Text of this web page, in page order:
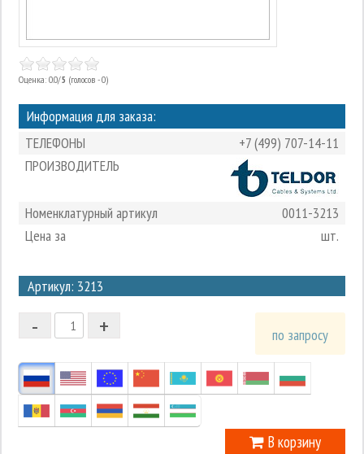
Оценка: 0.0/5 (голосов - 0)
Информация для заказа:
ТЕЛЕФОНЫ
+7 (499) 707-14-11
ПРОИЗВОДИТЕЛЬ
Номенклатурный артикул
0011-3213
Цена за
шт.
Артикул: 3213
2
1
-1
+
- по запросу
В корзину